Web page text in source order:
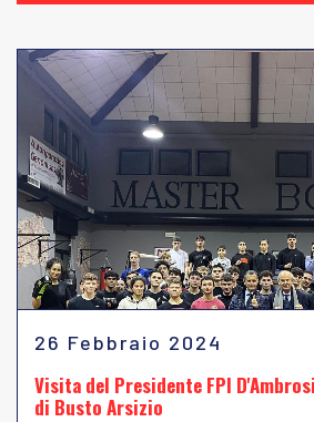
26 Febbraio 2024
Visita del Presidente FPI
di Busto Arsizio